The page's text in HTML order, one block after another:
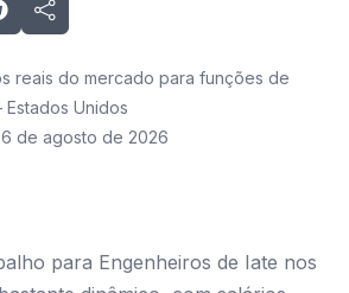
reais do mercado para funções de
Unidos
6 de agosto de 2026
para Engenheiros de Iate nos